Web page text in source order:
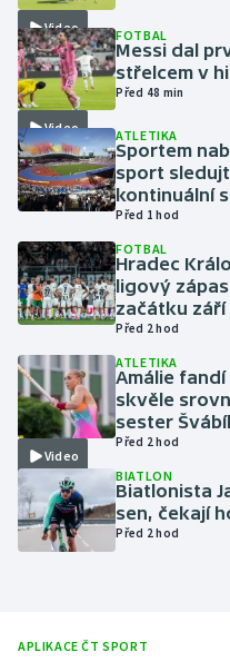
Jezdectví
Judo
Krasobruslení
Lezení
Lyže a snowboard
Moderní pětiboj
Motorsport
Olympijské hry
Parasport
Plavání
Video
Video
FOTBAL
Messi dal
střelcem v
Před 48 min
ATLETIKA
Sportem
sport
kontinuální
Před 1 hod
FOTBAL
Hradec
ligový
začátku září
Před 2 hod
Video
ATLETIKA
Amálie fandí
skvěle
sester
Před 2 hod
BIATLON
Biatlonista
sen, čekají
Před 2 hod
APLIKACE ČT SPORT